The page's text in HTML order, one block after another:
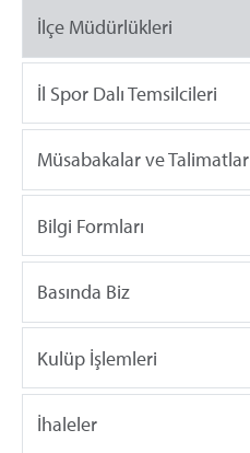
İlçe Müdürlükleri
İl Spor Dalı Temsilcileri
Müsabakalar ve Talimatlar
Bilgi Formları
Basında Biz
Kulüp İşlemleri
İhaleler